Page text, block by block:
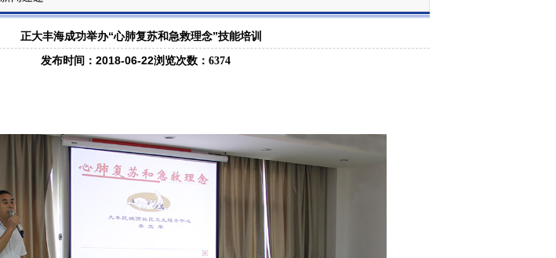
正大丰海成功举办“心肺复苏和急救理念”技能培训
发布时间：2018-06-22浏览次数： 6374